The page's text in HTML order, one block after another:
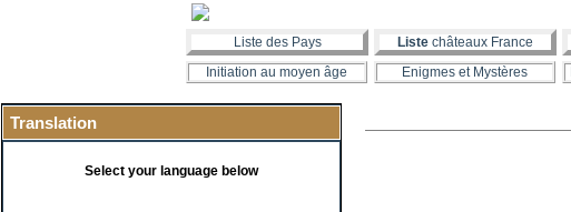
Liste des Pays Liste châteaux France
Initiation au moyen âge
Enigmes et Mystères
Translation
Select your language below